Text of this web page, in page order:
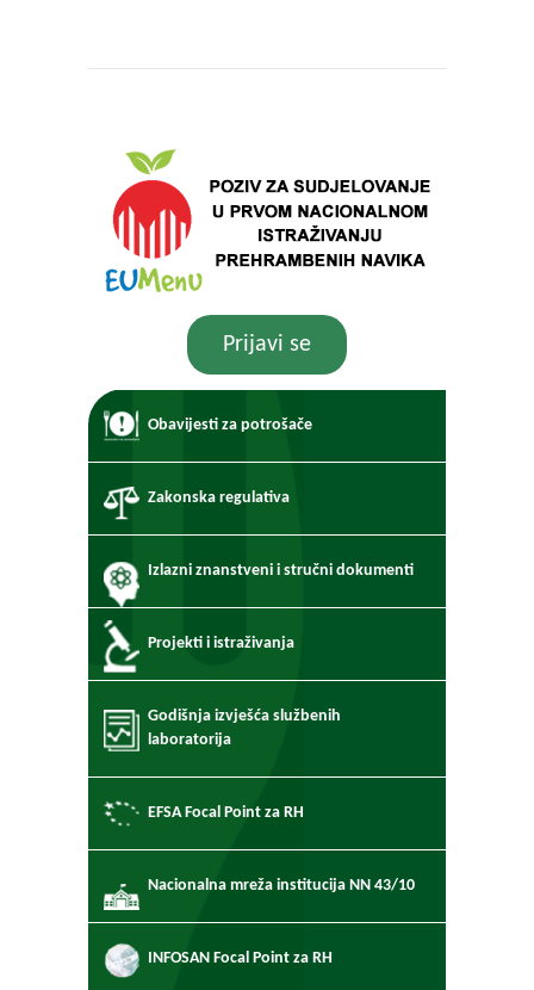
Prijavi se
Obavijesti za potrošače
Zakonska regulativa
Izlazni znanstveni i stručni dokumenti
Projekti i istraživanja
Godišnja izvješća službenih
laboratorija
EFSA Focal Point za RH
Nacionalna mreža institucija NN 43/10
INFOSAN Focal Point za RH